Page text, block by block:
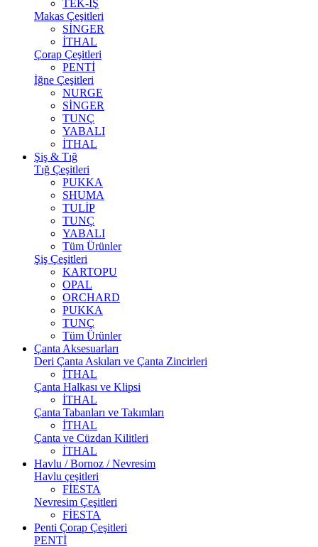
TEK-İŞ
Makas Çeşitleri
SİNGER
İTHAL
Çorap Çeşitleri
PENTİ
İğne Çeşitleri
NURGE
SİNGER
TUNÇ
YABALI
İTHAL
Şiş & Tığ
Tığ Çeşitleri
PUKKA
SHUMA
TULİP
TUNÇ
YABALI
Tüm Ürünler
Şiş Çeşitleri
KARTOPU
OPAL
ORCHARD
PUKKA
TUNÇ
Tüm Ürünler
Çanta Aksesuarları
Deri Çanta Askıları ve Çanta Zincirleri
İTHAL
Çanta Halkası ve Klipsi
İTHAL
Çanta Tabanları ve Takımları
İTHAL
Çanta ve Cüzdan Kilitleri
İTHAL
Havlu / Bornoz / Nevresim
Havlu çeşitleri
FİESTA
Nevresim Çeşitleri
FİESTA
Penti Çorap Çeşitleri
PENTİ